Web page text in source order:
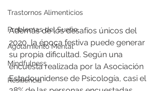
Trastornos Alimenticios
Problemas del Sueño
Agotamiento Mental
Mindfulness
Resiliencia
Además de los desafíos únicos del
2020, la época festiva puede generar
su propia dificultad. Según una
encuesta realizada por la Asociación
Estadounidense de Psicología, casi el